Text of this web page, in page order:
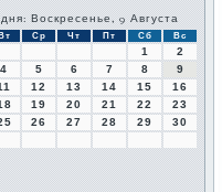
Воскресенье, 9 Августа
Вт Ср Чт Пт Сб Вс
1
2
4 5 6 7 8
9
12 13 14 15
16
19 20 21 22
23
26 27 28 29
30